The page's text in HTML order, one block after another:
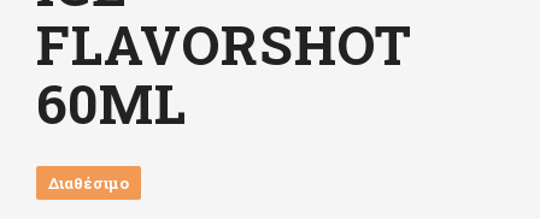
FLAVORSHOT
60ML
Διαθέσιμο